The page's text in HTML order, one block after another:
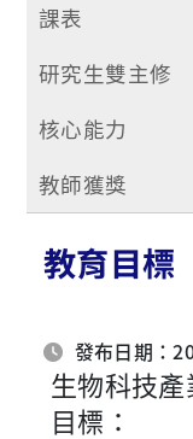
課表
研究生雙主修
核心能力
教師獲獎
教育目標
發布日期：
生物科技
目標：